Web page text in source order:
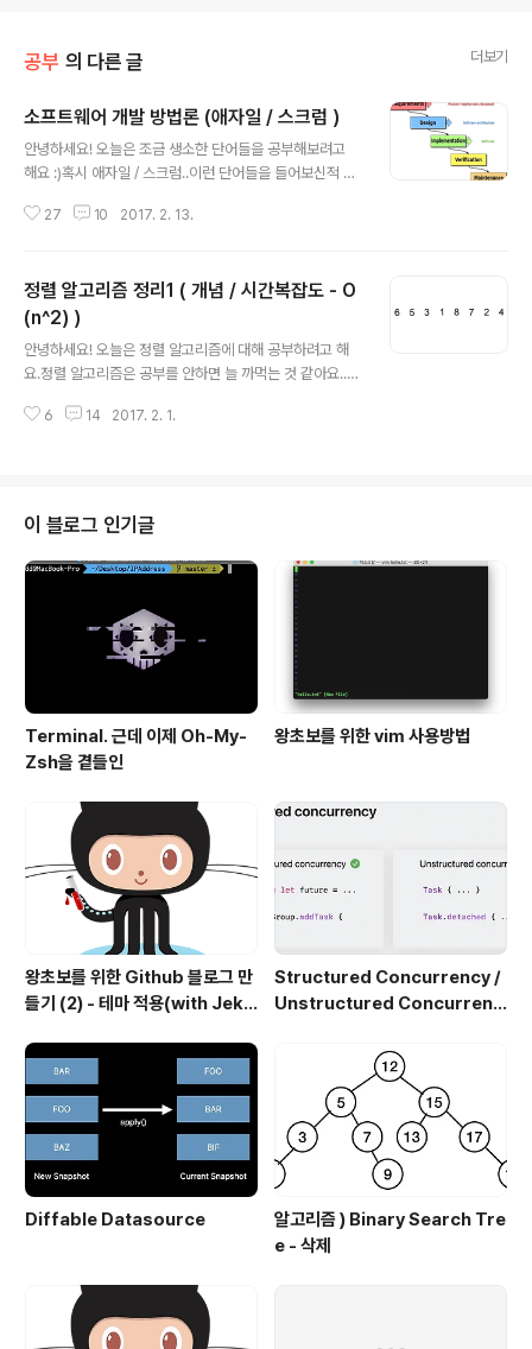
공부 의 다른 글 더보기
소프트웨어 개발 방법론 (애자일 / 스크럼 )
안녕하세요! 오늘은 조금 생소한 단어들을 공부해보려고
해요 :)혹시 애자일 / 스크럼..이런 단어들을 들어보신적 있
있지는 않아서 이런 단어들이 생소하답니다...XD 그래서
생각해봅시다. 말그대로 '소프트웨어(software)를 개발
한다'라는 뜻이에요!! "소프트웨어 개발(software devel
opment)은 시장 목표나 사용자의 요구를 소프트웨어 제
품으로 만드는 과정이다."출처 - 위키백과 ㅎㅎ간단하죠?
그럼 이 소프트웨어를 개발하려면 어떻게 해야할까요? 그
냥 마음맞는 개발자 몇명이서 모여서만들자!!!하고 뚝딱해
27 10 2017. 2. 13.
정렬 알고리즘 정리1 ( 개념 / 시간복잡도 - O
(n^2) )
안녕하세요! 오늘은 정렬 알고리즘에 대해 공부하려고 해
요.정렬 알고리즘은 공부를 안하면 늘 까먹는 것 같아요..퀵
복잡도는 뭔지!!!공부를 해도 항상 몇달 뒤면 까먹게 되네요
지 않은 데이터들에 대해 가장 작은 데이터를 찾아 가장 앞
의 데이터와 교환해나가는 방식이다." 라고 하네요 :) 선택
정렬에서는 세가지 과정만 기억하시면 됩니다. 1. 앞에서
부터 데이터 하나를 선택한다.2. 내가 선택한 데이터 이후
에 있는 원소들 중 가장 작은 값을 찾는다.3...
6 14 2017. 2. 1.
이 블로그 인기글
Terminal. 근데 이제 Oh-My-
Zsh을 곁들인
왕초보를 위한 vim 사용방법
왕초보를 위한 Github 블로그 만
들기 (2) - 테마 적용(with Jekyl
Structured Concurrency /
Unstructured Concurrenc
Diffable Datasource
알고리즘 ) Binary Search Tre
e - 삭제